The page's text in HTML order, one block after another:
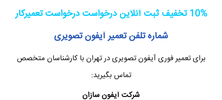
10% تخفیف ثبت آنلاین درخواست درخواست تعمیرکار
شماره تلفن تعمیر آیفون تصویری
برای تعمیر فوری آیفون تصویری در تهران با کارشناسان متخصص
تماس بگیرید:
شرکت آیفون سازان